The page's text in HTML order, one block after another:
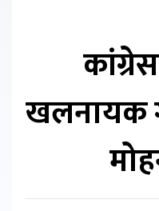
खलनायक